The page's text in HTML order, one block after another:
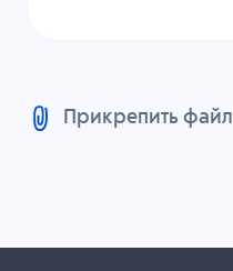
Прикрепить файл